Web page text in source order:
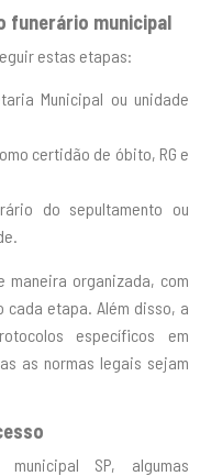
funerário municipal
estas etapas:
Municipal ou unidade
certidão de óbito, RG e
do sepultamento ou
maneira organizada, com
cada etapa. Além disso, a
específicos em
as normas legais sejam
SP, algumas